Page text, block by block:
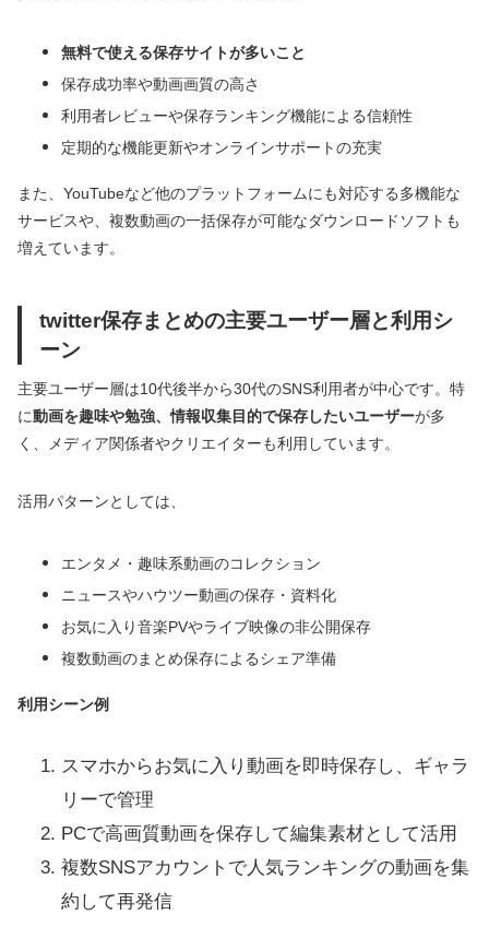
無料で使える保存サイトが多いこと
保存成功率や動画画質の高さ
利用者レビューや保存ランキング機能による信頼性
定期的な機能更新やオンラインサポートの充実
また、YouTubeなど他のプラットフォームにも対応する多機能な
サービスや、複数動画の一括保存が可能なダウンロードソフトも
増えています。
twitter保存まとめの主要ユーザー層と利用シ
ーン
主要ユーザー層は10代後半から30代のSNS利用者が中心です。特
に動画を趣味や勉強、情報収集目的で保存したいユーザーが多
く、メディア関係者やクリエイターも利用しています。
活用パターンとしては、
エンタメ・趣味系動画のコレクション
ニュースやハウツー動画の保存・資料化
お気に入り音楽PVやライブ映像の非公開保存
複数動画のまとめ保存によるシェア準備
利用シーン例
スマホからお気に入り動画を即時保存し、ギャラ
リーで管理
PCで高画質動画を保存して編集素材として活用
複数SNSアカウントで人気ランキングの動画を集
約して再発信